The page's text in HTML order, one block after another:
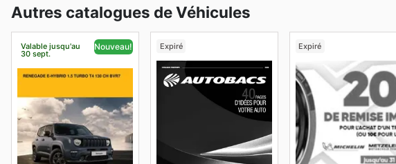
Autres catalogues de Véhicules
Valable jusqu'au
30 sept.
Nouveau! Expiré Expiré